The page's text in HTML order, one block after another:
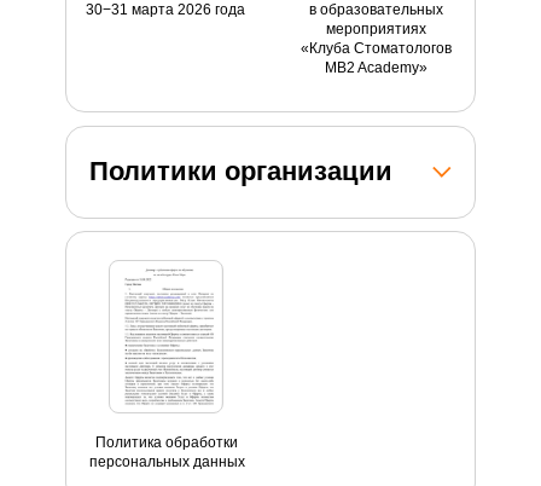
30−31 марта 2026 года
в образовательных
мероприятиях
«Клуба Стоматологов
MB2 Academy»
Политики организации
Политика обработки
персональных данных